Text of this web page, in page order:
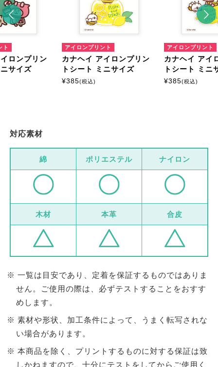
ト
ロンプリン
サイズ
アイロンプリント
カナヘイ アイロンプリン
トシート ミニサイズ
¥385(税込)
アイロンプリント
カナヘイ アイ
トシート ミニ
¥385(税込)
対応素材
綿 ポリエステル ナイロン
木材 本革 合皮
一覧は目安であり、定着を保証するものではありま
せん。ご使用の際は、必ずテストすることをおすす
めします。
素材や形状、加工条件によって、うまく転写されな
い場合があります。
本商品を除く、プリントするものに対する保証は致
しかねますので、十分にテストをしてからご使用く